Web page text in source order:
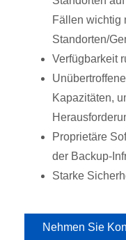
Fällen wichtig
Standorten/
Verfügbarkeit
Kapazitäten,
Proprietäre
der Backup-
Starke
Nehmen Sie